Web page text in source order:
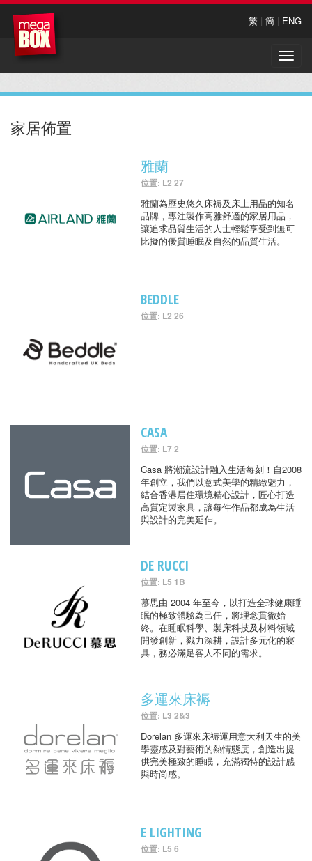
繁 | 簡 | ENG
Toggle
家居佈置
雅蘭
位置: L2 27
雅蘭為歷史悠久床褥及床上用品的知名
品牌，專注製作高雅舒適的家居用品，
讓追求品質生活的人士輕鬆享受到無可
比擬的優質睡眠及自然的品質生活。
BEDDLE
位置: L2 26
CASA
位置: L7 2
Casa 將潮流設計融入生活每刻！自2008
年創立，我們以意式美學的精緻魅力，
結合香港居住環境精心設計，匠心打造
高質定製家具，讓每件作品都成為生活
與設計的完美延伸。
DE RUCCI
位置: L5 1B
慕思由 2004 年至今，以打造全球健康睡
眠的極致體驗為己任，將理念貫徹始
終。在睡眠科學、製床科技及材料領域
開發創新，戮力深耕，設計多元化的寢
具，務必滿足客人不同的需求。
多運來床褥
位置: L3 2&3
Dorelan 多運來床褥運用意大利天生的美
學靈感及對藝術的熱情態度，創造出提
供完美極致的睡眠，充滿獨特的設計感
與時尚感。
E LIGHTING
位置: L5 6